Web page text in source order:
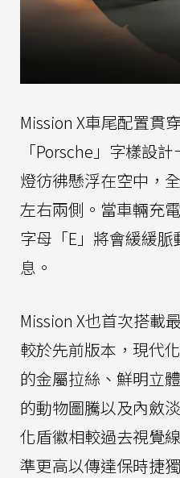
Mission X車尾配置貫
「Porsche」字樣設
燈彷彿懸浮在空中，
左右兩側。當車輛充
字母「E」將會緩緩
息。
Mission X也首次搭載
較於先前版本，現代
的金屬拉絲、鮮明立
的動物圖騰以及內斂
化盾徽相較過去視覺
準更高以傳達保時捷